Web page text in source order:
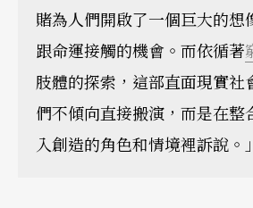
賭為人們開啟了一個巨大的想
跟命運接觸的機會。而依循著
肢體的探索，這部直面現實社
們不傾向直接搬演，而是在整
入創造的角色和情境裡訴說。」